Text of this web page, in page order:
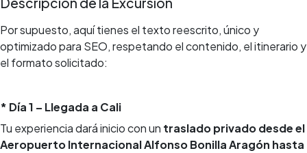
Por supuesto, aquí tienes el texto reescrito, único y
optimizado para SEO, respetando el contenido, el itinerario y
el formato solicitado:
* Día 1 – Llegada a Cali
Tu experiencia dará inicio con un traslado privado desde el
Aeropuerto Internacional Alfonso Bonilla Aragón hasta